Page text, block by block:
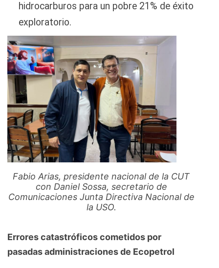
hidrocarburos para un pobre 21% de éxito
exploratorio.
Fabio Arias, presidente nacional de la CUT
con Daniel Sossa, secretario de
Comunicaciones Junta Directiva Nacional de
la USO.
Errores catastróficos cometidos por
pasadas administraciones de Ecopetrol